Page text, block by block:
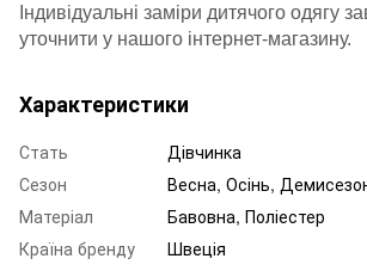
Індивідуальні заміри дитячого одягу
уточнити у нашого інтернет-магазину.
Характеристики
Стать
Дівчинка
Сезон
Весна, Осінь,
Матеріал
Бавовна, Поліестер
Країна бренду
Швеція